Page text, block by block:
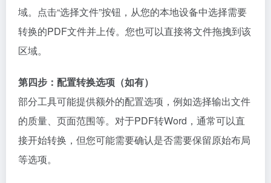
域。点击“选择文件”按钮，从您的本地设备中选择需要
转换的PDF文件并上传。您也可以直接将文件拖拽到该
区域。
第四步：配置转换选项（如有）
部分工具可能提供额外的配置选项，例如选择输出文件
的质量、页面范围等。对于PDF转Word，通常可以直
接开始转换，但您可能需要确认是否需要保留原始布局
等选项。